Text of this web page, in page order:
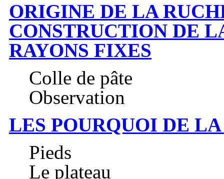
ORIGINE DE LA
CONSTRUCTION DE
RAYONS FIXES
Colle de pâte
Observation
LES POURQUOI DE
Pieds
Le plateau